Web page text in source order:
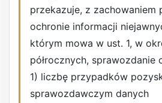
przekazuje, z zachowaniem
ochronie informacji
którym mowa w ust. 1, w
półrocznych, sprawozdanie
1) liczbę przypadków
sprawozdawczym danych